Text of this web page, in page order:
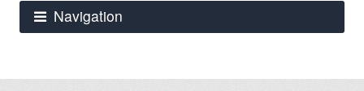
Navigation